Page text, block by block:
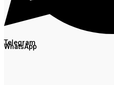
WhatsApp
Telegram